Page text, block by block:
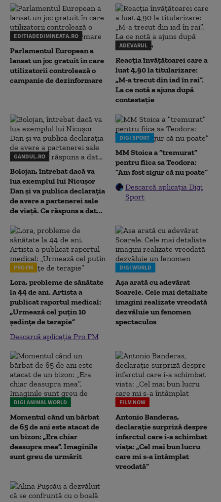
EDITIADEDIMINEATA.RO
Parlamentul European a
lansat un joc gratuit în care
utilizatorii controlează o
campanie de dezinformare
ADEVARUL
Reacția învățătoarei care a
luat 4,90 la titularizare:
„M-a trecut din iad în rai”.
La ce notă a ajuns după
contestație
GANDUL.RO
Bolojan, întrebat dacă va
lua exemplul lui Nicușor
Dan și va publica declarația
de avere a partenerei sale
de viață. Ce răspuns a dat...
DIGI SPORT
MM Stoica a ”tremurat”
pentru fiica sa Teodora:
”Am fost sigur că nu poate”
Descarcă aplicația Digi
Sport
PRO FM
Lora, probleme de sănătate
la 44 de ani. Artista a
publicat raportul medical:
„Urmează cel puțin 10
ședințe de terapie”
Descarcă aplicația Pro FM
DIGI WORLD
Așa arată cu adevărat
Soarele. Cele mai detaliate
imagini realizate vreodată
dezvăluie un fenomen
spectaculos
DIGI ANIMAL WORLD
Momentul când un bărbat
de 65 de ani este atacat de
un bizon: „Era chiar
deasupra mea”. Imaginile
sunt greu de urmărit
FILM NOW
Antonio Banderas,
declarație surpriză despre
infarctul care i-a schimbat
viața: „Cel mai bun lucru
care mi s-a întâmplat
vreodată”